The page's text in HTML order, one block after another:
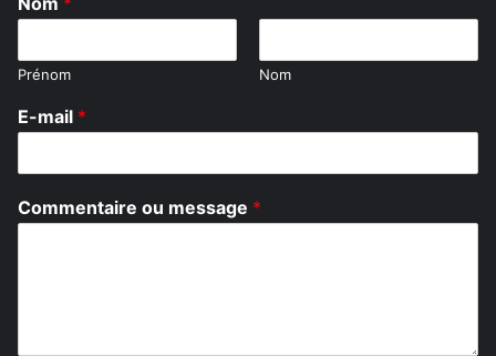
Prénom Nom
*
C
m
e
e
E-mail *
Commentaire ou message *